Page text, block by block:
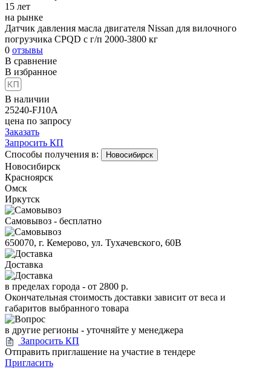
15 лет
на рынке
Датчик давления масла двигателя Nissan для вилочного
погрузчика CPQD с г/п 2000-3800 кг
0 отзывы
В сравнение
В избранное
В наличии
25240-FJ10A
цена по запросу
Заказать
Запросить КП
Способы получения в:
Новосибирск
Новосибирск
Красноярск
Омск
Иркутск
Самовывоз - бесплатно
650070, г. Кемерово, ул. Тухачевского, 60В
Доставка
в пределах города - от 2800 р.
Окончательная стоимость доставки зависит от веса и
габаритов выбранного товара
в другие регионы - уточняйте у менеджера
Запросить КП
Отправить приглашение на участие в тендере
Пригласить